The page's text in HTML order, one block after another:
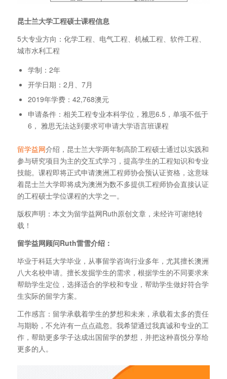
昆士兰大学工程硕士课程信息
5大专业方向：化学工程、电气工程、机械工程、软件工程、
城市水利工程
学制：2年
开学日期：2月、7月
2019年学费：42,768澳元
申请条件：相关工程专业本科学位，雅思6.5，单项不低于
6， 雅思无法达到要求可申请大学语言班课程
留学益网介绍，昆士兰大学两年制高阶工程硕士通过以实践和
参与研究项目为主的交互式学习，提高学生的工程知识和专业
技能。课程即将正式申请澳洲工程师协会预认证资格，这意味
着昆士兰大学即将成为澳洲为数不多提供工程师协会直接认证
的工程硕士学位课程的大学之一。
版权声明：本文为留学益网Ruth原创文章，未经许可谢绝转
载！
留学益网顾问Ruth雷雪介绍：
毕业于科廷大学毕业，从事留学咨询行业多年，尤其擅长澳洲
八大名校申请。擅长发掘学生的需求，根据学生的不同要求来
帮助学生定位，选择适合的学校和专业，帮助学生做好符合学
生实际的留学方案。
工作感言：留学承载着学生的梦想和未来，承载着太多的责任
与期盼，不允许有一点点疏忽。我希望通过我真诚和专业的工
作，帮助更多学子达成出国留学的梦想，并把这种喜悦分享给
更多的人。